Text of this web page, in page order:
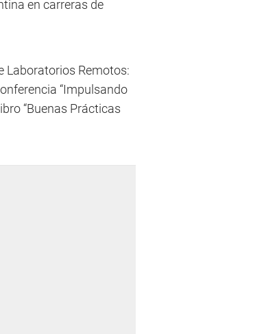
en carreras de
Laboratorios Remotos:
“Impulsando
“Buenas Prácticas